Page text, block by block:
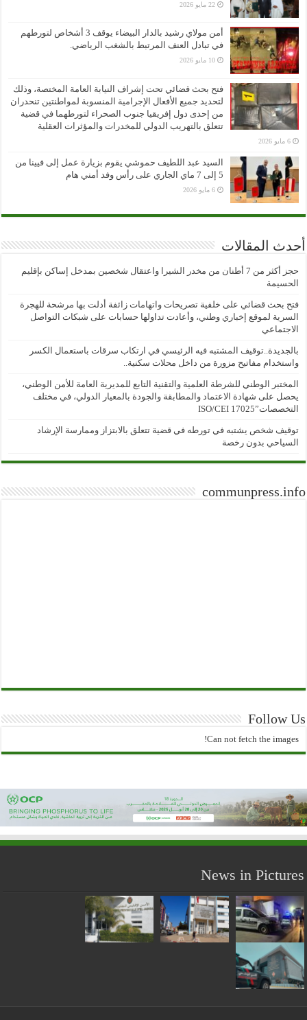
22 مايو 2026
أمن مولاي رشيد بالدار البيضاء يوقف 3 أشخاص لتورطهم
في تبادل العنف المرتبط بالشغب الرياضي.
10 مايو 2026
فتح بحث قضائي تحت إشراف النيابة العامة المختصة، وذلك
لتحديد جميع الأفعال الإجرامية المنسوبة لمواطنتين تنحدران
من إحدى دول إفريقيا جنوب الصحراء لتورطهما في قضية
تتعلق بالتهريب الدولي للمخدرات والمؤثرات العقلية
6 مايو 2026
السيد عبد اللطيف حموشي يقوم بزيارة عمل إلى فيينا من
5 إلى 7 ماي الجاري على رأس وفد أمني هام
6 مايو 2026
أحدث المقالات
حجز أكثر من 7 أطنان من مخدر الشيرا واعتقال شخصين بمدخل إساكن بإقليم
الحسيمة
فتح بحث قضائي على خلفية تصريحات واتهامات زائفة أدلت بها مرشحة للهجرة
السرية لموقع إخباري وطني، وأعادت تداولها حسابات على شبكات التواصل
الاجتماعي
بالجديدة..توقيف المشتبه فيه الرئيسي في ارتكاب سرقات باستعمال الكسر
واستخدام مفاتيح مزورة من داخل محلات سكنية..
المختبر الوطني للشرطة العلمية والتقنية التابع للمديرية العامة للأمن الوطني،
يحصل على شهادة الاعتماد والمطابقة والجودة بالمعيار الدولي، في مختلف
التخصصات”ISO/CEI 17025
توقيف شخص يشتبه في تورطه في قضية تتعلق بالابتزاز وممارسة الإرشاد
السياحي بدون رخصة
communpress.info
Follow Us
Can not fetch the images!
News in Pictures